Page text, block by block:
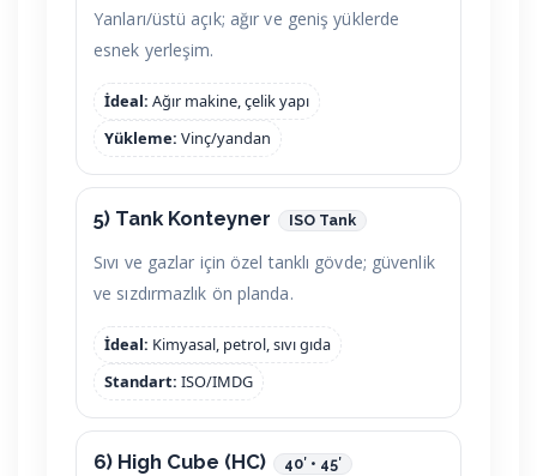
Yanları/üstü açık; ağır ve geniş yüklerde
esnek yerleşim.
İdeal: Ağır makine, çelik yapı
Yükleme: Vinç/yandan
5) Tank Konteyner ISO Tank
Sıvı ve gazlar için özel tanklı gövde; güvenlik
ve sızdırmazlık ön planda.
İdeal: Kimyasal, petrol, sıvı gıda
Standart: ISO/IMDG
6) High Cube (HC) 40′ • 45′